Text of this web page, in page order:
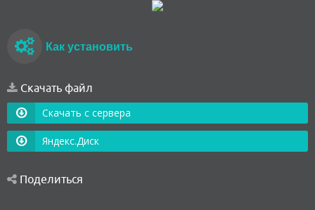
Как установить
Скачать файл
Скачать с сервера
Яндекс.Диск
Поделиться